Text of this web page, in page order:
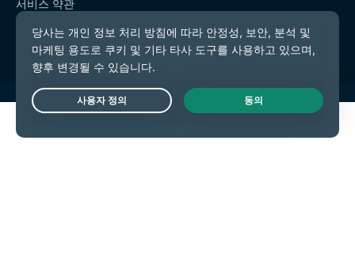
서비스 약관
쿠키 기본 설정
Live Chat